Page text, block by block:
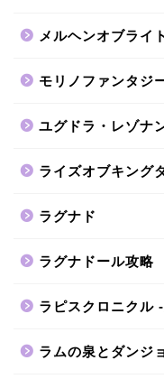
メルヘンオブライ
モリノファンタジ
ユグドラ・レゾナ
ライズオブキング
ラグナド
ラグナドール攻略
ラピスクロニクル
ラムの泉とダンジ